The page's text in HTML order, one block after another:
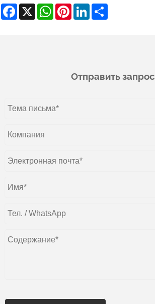
Facebook
X WhatsApp
PinterestLinkedIn
Отправить запрос